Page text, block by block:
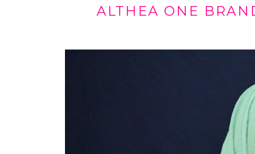
ALTHEA ONE